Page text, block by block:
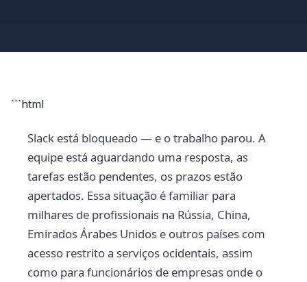
```html
Slack está bloqueado — e o trabalho parou. A
equipe está aguardando uma resposta, as
tarefas estão pendentes, os prazos estão
apertados. Essa situação é familiar para
milhares de profissionais na Rússia, China,
Emirados Árabes Unidos e outros países com
acesso restrito a serviços ocidentais, assim
como para funcionários de empresas onde o